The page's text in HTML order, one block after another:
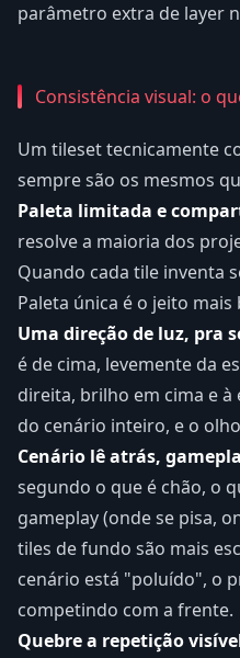
parâmetro extra de layer
Consistência visual: o
Um tileset tecnicamente
sempre são os mesmos
Paleta limitada e
resolve a maioria dos
Quando cada tile inventa
Paleta única é o jeito
Uma direção de luz, pra
é de cima, levemente da
direita, brilho em cima e
do cenário inteiro, e o
Cenário lê atrás,
segundo o que é chão, o
gameplay (onde se pisa,
tiles de fundo são mais
cenário está "poluído", o
competindo com a frente.
Quebre a repetição